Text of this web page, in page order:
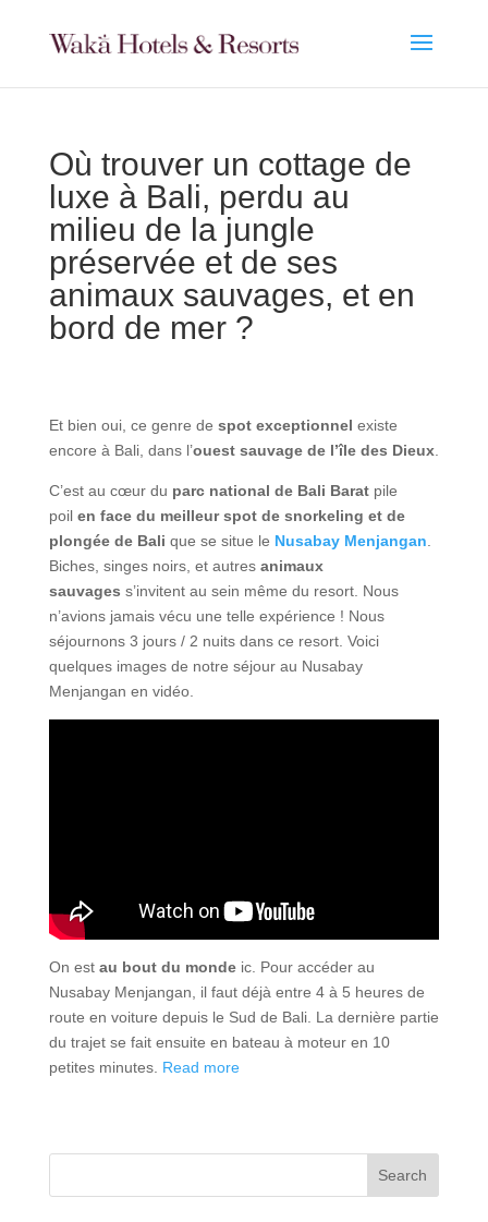
Où trouver un cottage de
luxe à Bali, perdu au
milieu de la jungle
préservée et de ses
animaux sauvages, et en
bord de mer ?
Et bien oui, ce genre de spot exceptionnel existe
encore à Bali, dans l’ouest sauvage de l’île des Dieux.
C’est au cœur du parc national de Bali Barat pile
poil en face du meilleur spot de snorkeling et de
plongée de Bali que se situe le Nusabay Menjangan
Biches, singes noirs, et autres animaux
sauvages s’invitent au sein même du resort. Nous
n’avions jamais vécu une telle expérience ! Nous
séjournons 3 jours / 2 nuits dans ce resort. Voici
quelques images de notre séjour au Nusabay
Menjangan en vidéo.
On est au bout du mondeic. Pour accéder au
Nusabay Menjangan, il faut déjà entre 4 à 5 heures de
route en voiture depuis le Sud de Bali. La dernière partie
du trajet se fait ensuite en bateau à moteur en 10
petites minutes. Read more